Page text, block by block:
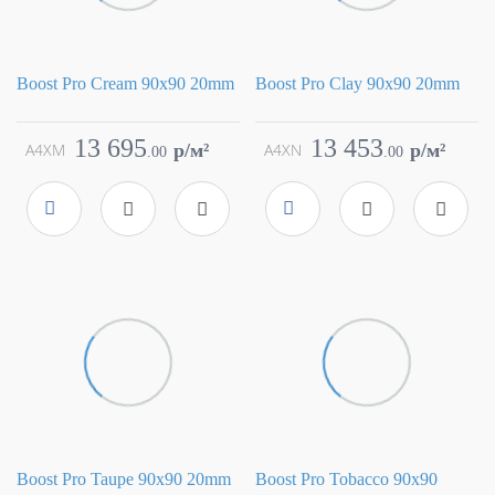
Boost Pro Cream 90x90 20mm
Atlas Concorde
Страна
Италия
Размер
Цвет
коричневый
Поверхность
структурированная
13 695.00 p/м²
A4XM
Boost Pro Clay 90x90 20mm
Atlas Concorde
Страна
Италия
Размер
Цвет
коричневый
Поверхность
структурированная
13 453.00 p/м²
A4XN
Boost Pro Taupe 90x90 20mm
Boost Pro Tobacco 90x90